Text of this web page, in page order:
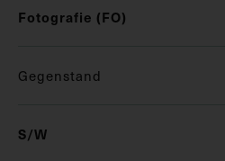
Fotografie (FO)
Gegenstand
S/W